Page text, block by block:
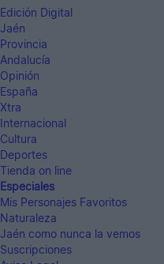
Edición Digital
Jaén
Provincia
Andalucía
Opinión
España
Xtra
Internacional
Cultura
Deportes
Tienda on line
Especiales
Mis Personajes Favoritos
Naturaleza
Jaén como nunca la vemos
Suscripciones